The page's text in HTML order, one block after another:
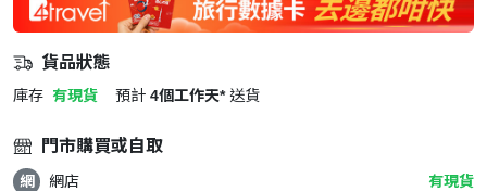
貨品狀態
庫存 有現貨 預計 4個工作天* 送貨
門市購買或自取
網 網店
有現貨